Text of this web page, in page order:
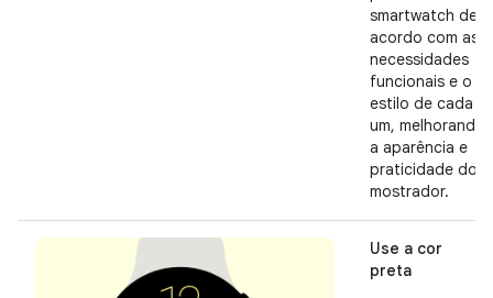
smartwatch de
acordo com as
necessidades
funcionais e o
estilo de cada
um, melhorando
a aparência e
praticidade do
mostrador.
Use a cor
preta